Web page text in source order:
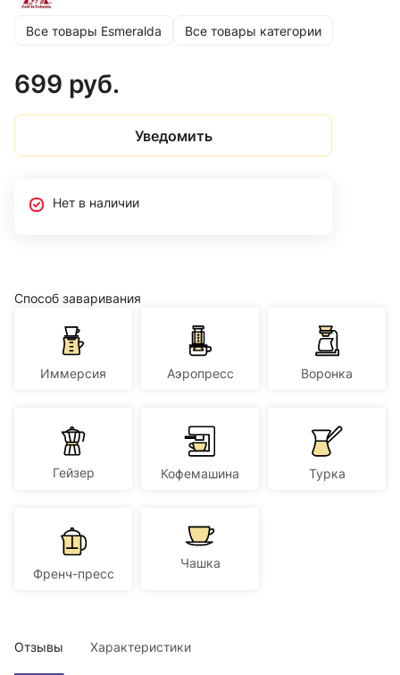
Все товары Esmeralda Все товары категории
699 руб.
Уведомить
Нет в наличии
Способ заваривания
Иммерсия Аэропресс Воронка
Гейзер Кофемашина Турка
Френч-пресс
Чашка
Отзывы Характеристики